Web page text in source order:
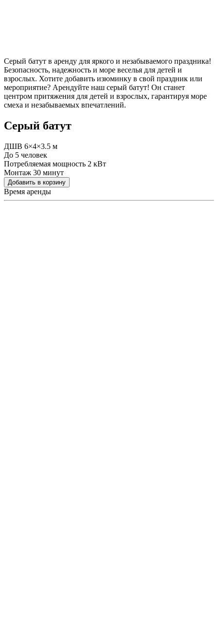
Серый батут в аренду для яркого и незабываемого праздника!
Безопасность, надежность и море веселья для детей и
взрослых. Хотите добавить изюминку в свой праздник или
мероприятие? Арендуйте наш серый батут! Он станет
центром притяжения для детей и взрослых, гарантируя море
смеха и незабываемых впечатлений.
Серый батут
ДШВ 6×4×3.5 м
До 5 человек
Потребляемая мощность 2 кВт
Монтаж 30 минут
Добавить в корзину
Время аренды